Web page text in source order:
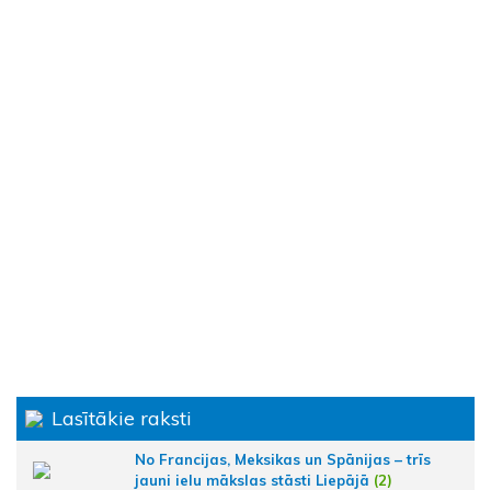
Lasītākie raksti
No Francijas, Meksikas un Spānijas – trīs
jauni ielu mākslas stāsti Liepājā (2)